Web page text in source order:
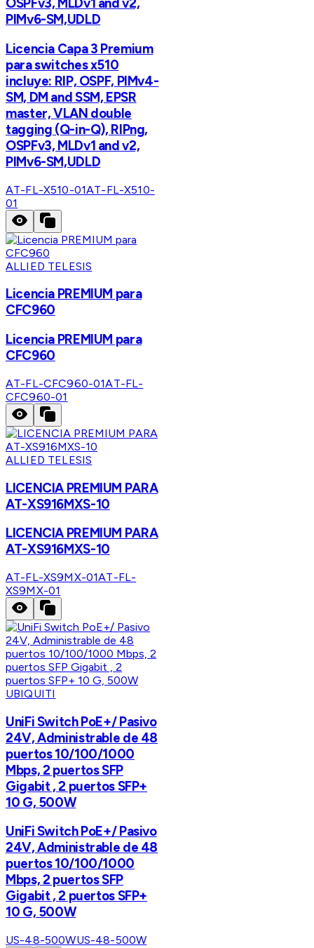
OSPFv3, MLDv1 and v2,
PIMv6-SM,UDLD
Licencia Capa 3 Premium
para switches x510
incluye: RIP, OSPF, PIMv4-
SM, DM and SSM, EPSR
master, VLAN double
tagging (Q-in-Q), RIPng,
OSPFv3, MLDv1 and v2,
PIMv6-SM,UDLD
AT-FL-X510-01AT-FL-X510-
01
ALLIED TELESIS
Licencia PREMIUM para
CFC960
Licencia PREMIUM para
CFC960
AT-FL-CFC960-01AT-FL-
CFC960-01
ALLIED TELESIS
LICENCIA PREMIUM PARA
AT-XS916MXS-10
LICENCIA PREMIUM PARA
AT-XS916MXS-10
AT-FL-XS9MX-01AT-FL-
XS9MX-01
UBIQUITI
UniFi Switch PoE+/ Pasivo
24V, Administrable de 48
puertos 10/100/1000
Mbps, 2 puertos SFP
Gigabit , 2 puertos SFP+
10 G, 500W
UniFi Switch PoE+/ Pasivo
24V, Administrable de 48
puertos 10/100/1000
Mbps, 2 puertos SFP
Gigabit , 2 puertos SFP+
10 G, 500W
US-48-500WUS-48-500W